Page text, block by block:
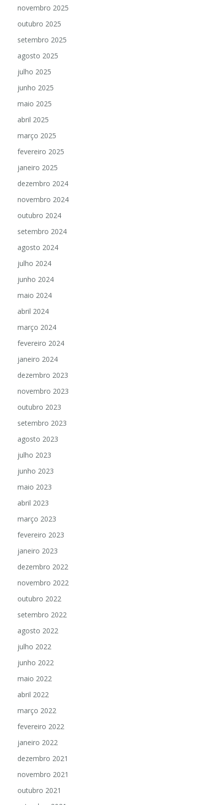
novembro 2025
outubro 2025
setembro 2025
agosto 2025
julho 2025
junho 2025
maio 2025
abril 2025
março 2025
fevereiro 2025
janeiro 2025
dezembro 2024
novembro 2024
outubro 2024
setembro 2024
agosto 2024
julho 2024
junho 2024
maio 2024
abril 2024
março 2024
fevereiro 2024
janeiro 2024
dezembro 2023
novembro 2023
outubro 2023
setembro 2023
agosto 2023
julho 2023
junho 2023
maio 2023
abril 2023
março 2023
fevereiro 2023
janeiro 2023
dezembro 2022
novembro 2022
outubro 2022
setembro 2022
agosto 2022
julho 2022
junho 2022
maio 2022
abril 2022
março 2022
fevereiro 2022
janeiro 2022
dezembro 2021
novembro 2021
outubro 2021